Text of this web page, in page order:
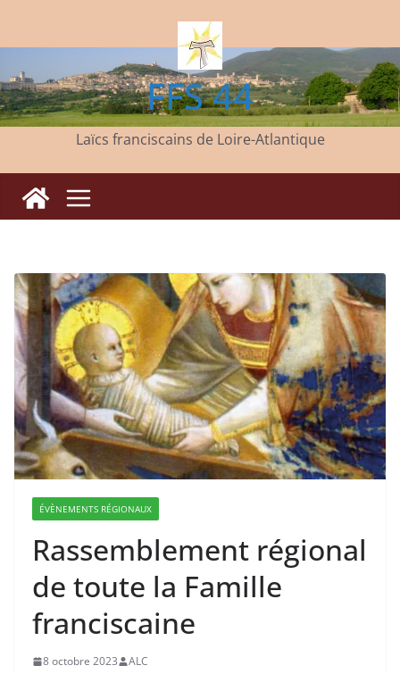
FFS 44
Laïcs franciscains de Loire-Atlantique
ÉVÈNEMENTS RÉGIONAUX
Rassemblement régional
de toute la Famille
franciscaine
8 octobre 2023 ALC